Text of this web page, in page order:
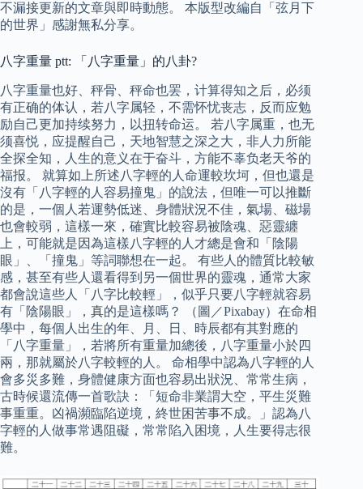
不漏接更新的文章與即時動態。 本版型改編自「弦月下
的世界」感謝無私分享。
八字重量 ptt: 「八字重量」的八卦?
八字重量也好、秤骨、秤命也罢，计算得知之后，必须
有正确的体认，若八字属轻，不需怀忧丧志，反而应勉
励自己更加持续努力，以扭转命运。 若八字属重，也无
须喜悦，应提醒自己，天地智慧之深之大，非人力所能
全探全知，人生的意义在于奋斗，方能不辜负老天爷的
福报。 就算如上所述八字輕的人命運較坎坷，但也還是
沒有「八字輕的人容易撞鬼」的說法，但唯一可以推斷
的是，一個人若運勢低迷、身體狀況不佳，氣場、磁場
也會較弱，這樣一來，確實比較容易被陰魂、惡靈纏
上，可能就是因為這樣八字輕的人才總是會和「陰陽
眼」、「撞鬼」等詞聯想在一起。 有些人的體質比較敏
感，甚至有些人還看得到另一個世界的靈魂，通常大家
都會說這些人「八字比較輕」，似乎只要八字輕就容易
有「陰陽眼」，真的是這樣嗎？ （圖／Pixabay）在命相
學中，每個人出生的年、月、日、時辰都有其對應的
「八字重量」，若將所有重量加總後，八字重量小於四
兩，那就屬於八字較輕的人。 命相學中認為八字輕的人
會多災多難，身體健康方面也容易出狀況、常常生病，
古時候還流傳一首歌訣：「短命非業謂大空，平生災難
事重重。凶禍瀕臨陷逆境，終世困苦事不成。」認為八
字輕的人做事常遇阻礙，常常陷入困境，人生要得志很
難。